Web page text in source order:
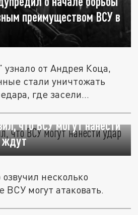
преимуществом ВСУ в
от Андрея Коца,
стали уничтожать
где засели...
что ВСУ могут нанести
ждут
несколько
ВСУ могут атаковать.